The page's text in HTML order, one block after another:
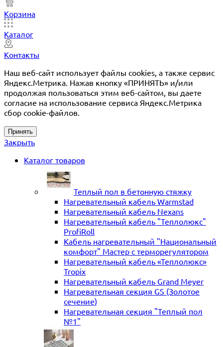
Корзина
Каталог
Контакты
Наш веб-сайт использует файлы cookies, а также сервис
Яндекс.Метрика. Нажав кнопку «ПРИНЯТЬ» и/или
продолжая пользоваться этим веб-сайтом, вы даете
согласие на использование сервиса Яндекс.Метрика
сбор cookie-файлов.
Принять
Закрыть
Каталог товаров
Теплый пол в бетонную стяжку
Нагревательный кабель Warmstad
Нагревательный кабель Nexans
Нагревательный кабель "Теплолюкс"
ProfiRoll
Кабель нагревательный "Национальный
комфорт" Мастер с терморегулятором
Нагревательный кабель «Теплолюкс»
Tropix
Нагревательный кабель Grand Meyer
Нагревательная секция GS (Золотое
сечение)
Нагревательная секция "Теплый пол
№1"